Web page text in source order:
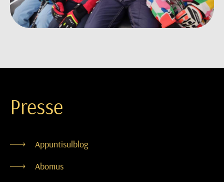
Presse
Appuntisulblog
Abomus